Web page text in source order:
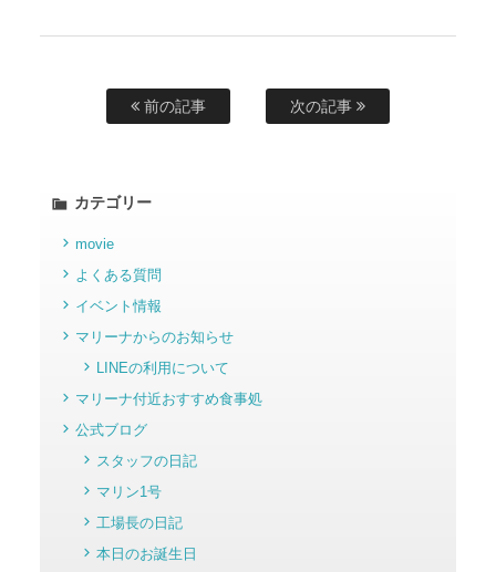
前の記事 次の記事
カテゴリー
movie
よくある質問
イベント情報
マリーナからのお知らせ
LINEの利用について
マリーナ付近おすすめ食事処
公式ブログ
スタッフの日記
マリン1号
工場長の日記
本日のお誕生日